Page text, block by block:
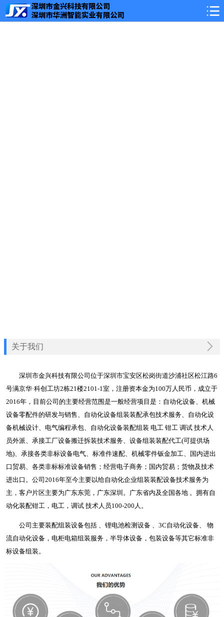
网站首页
关于我们
深圳市金兴科技有限公司位于深圳市宝安区松岗街道沙浦社区松江路6
号满京华·科创工坊2栋21楼2101-1室，注册资本金为100万人民币，成立于
2016年，目前公司的主要经营范围是一般经营项目是：自动化设备、机械
设备零配件的研发与销售、自动化设备组装装配承包技术服务、自动化设
备机械设计、电气编程承包、自动化设备装配组装 电工 钳工 调试 技术人
员外派、承接工厂设备搬迁拆装技术服务、设备组装装配代工(可提供场
地)、承接各类非标设备电气、标准件速配、机械零件钣金加工、国内进出
口贸易、各类非标标准设备销售；经营电子商务；国内贸易；货物及技术
进出口。公司2016年至今主要以给自动化企业组装装配设备技术服务为
主，客户片区主要为广东东莞，广东深圳。广东省内及全国各地 。拥有自
动化装配钳工，电工，调试 技术人员100-200人。
公司主要装配组装设备包括 、锂电池检测设备 、3C自动化设备、 物
流自动化设备，电柜电箱组装服务，半导体设备，包装设备等其它标准非
标设备组装。